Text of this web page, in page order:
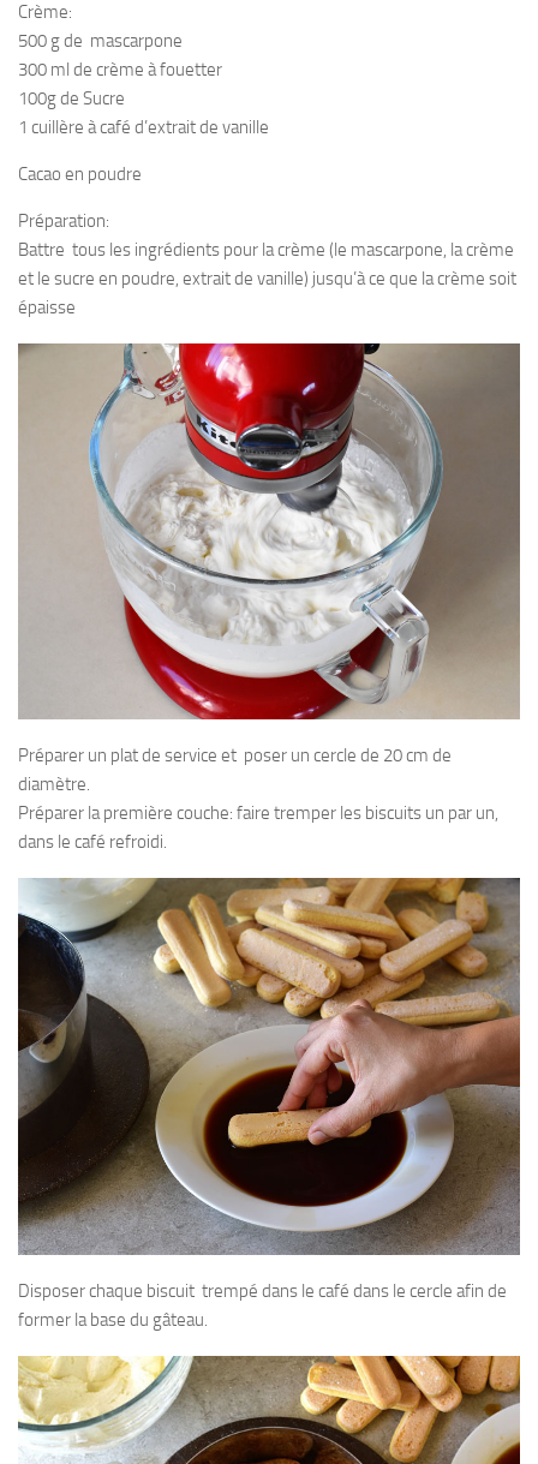
Crème:
500 g de mascarpone
300 ml de crème à fouetter
100g de Sucre
1 cuillère à café d’extrait de vanille
Cacao en poudre
Préparation:
Battre tous les ingrédients pour la crème (le mascarpone, la crème
et le sucre en poudre, extrait de vanille) jusqu’à ce que la crème soit
épaisse
Préparer un plat de service et poser un cercle de 20 cm de
diamètre.
Préparer la première couche: faire tremper les biscuits un par un,
dans le café refroidi.
Disposer chaque biscuit trempé dans le café dans le cercle afin de
former la base du gâteau.